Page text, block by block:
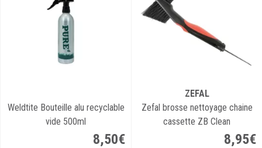
Weldtite Bouteille alu recyclable
vide 500ml
8,50€
ZEFAL
Zefal brosse nettoyage chaine
cassette ZB Clean
8,95€